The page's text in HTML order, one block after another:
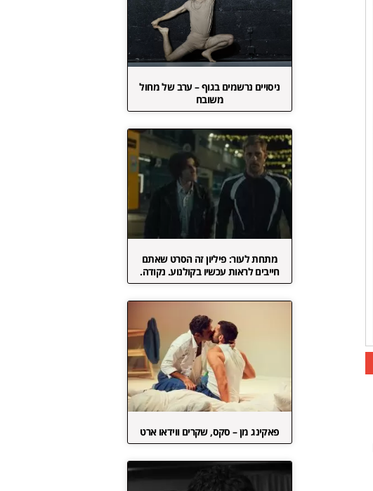
ניסויים נרשמים בגוף – ערב של מחול
משובח
מתחת לעור: פיליון זה הסרט שאתם
חייבים לראות עכשיו בקולנוע. נקודה.
פאקינג מן – סקס, שקרים ווידאו ארט